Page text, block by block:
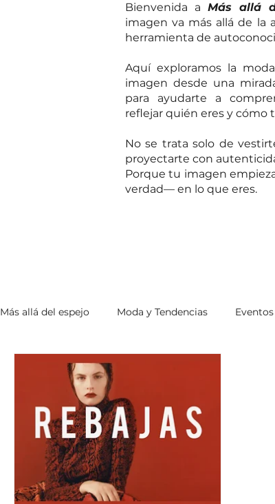
Bienvenida aMás allá
imagen va más allá de la
herramienta de
Aquí exploramos la
imagen desde una
para ayudarte a
reflejar quién eres y cómo
No se trata solo de
proyectarte con
Porque tu imagen
verdad— en lo que eres.
Más allá del espejo Moda y Tendencias Eventos